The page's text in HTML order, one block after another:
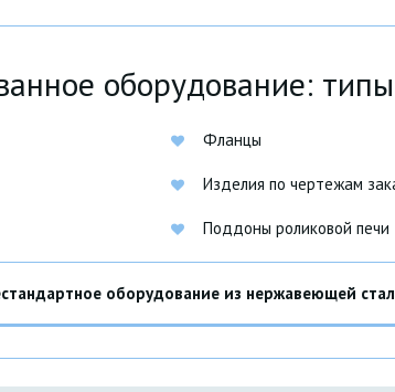
оборудование:
Фланцы
Изделия по чертежам
Поддоны роликовой печи
оборудование из нержавеющей